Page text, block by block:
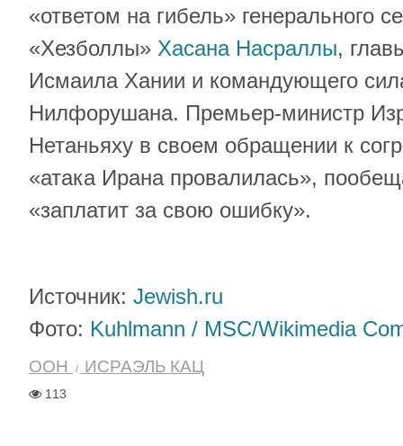
«ответом на гибель» генерального
«Хезболлы» Хасана Насраллы,
Исмаила Хании и командующего
Нилфорушана. Премьер-министр
Нетаньяху в своем обращении к
«атака Ирана провалилась»,
«заплатит за свою ошибку».
Источник: Jewish.ru
Фото: Kuhlmann / MSC/Wikimedia
ООН ИСРАЭЛЬ КАЦ
113